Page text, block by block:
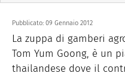
Pubblicato: 09 Gennaio 2012
La zuppa di gamberi
Tom Yum Goong, è un
thailandese dove il